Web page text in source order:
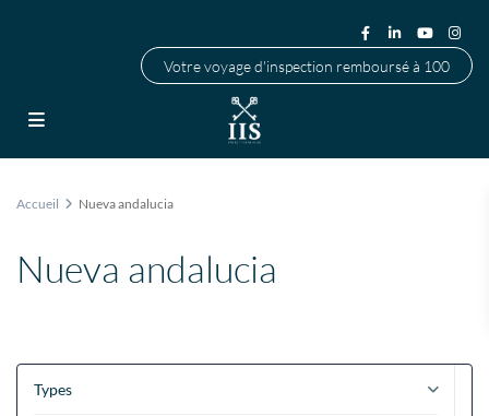
Votre voyage d'inspection remboursé à 100
Accueil Nueva andalucia
Nueva andalucia
Types